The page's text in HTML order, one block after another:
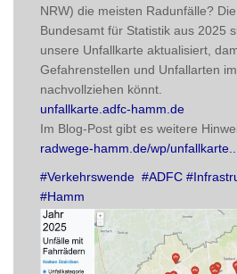
NRW) die meisten Radunfälle?
Bundesamt für Statistik aus 2025
unsere Unfallkarte aktualisiert,
Gefahrenstellen und Unfallarten
nachvollziehen könnt.
unfallkarte.adfc-hamm.de
Im Blog-Post gibt es weitere
radwege-hamm.de/wp/unfallkarte
#Verkehrswende #ADFC #
#Hamm